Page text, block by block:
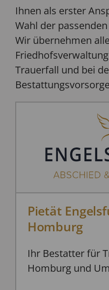
Ihnen als erster
Wahl der
Wir übernehmen
Trauerfall und bei
Pietät
Homburg
Ihr Bestatter für
Homburg und